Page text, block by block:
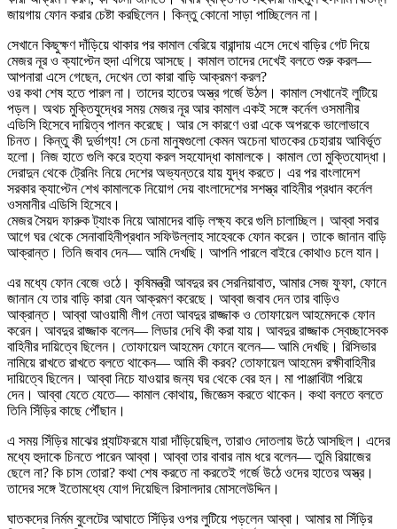
জায়গায় ফোন করার চেষ্টা করছিলেন। কিন্তু কোনো সাড়া পাচ্ছিলেন না।
সেখানে কিছুক্ষণ দাঁড়িয়ে থাকার পর কামাল বেরিয়ে বারান্দায় এসে দেখে বাড়ির গেট দিয়ে
মেজর নূর ও ক্যাপ্টেন হুদা এগিয়ে আসছে। কামাল তাদের দেখেই বলতে শুরু করল—
আপনারা এসে গেছেন, দেখেন তো কারা বাড়ি আক্রমণ করল?
ওর কথা শেষ হতে পারল না। তাদের হাতের অস্ত্র গর্জে উঠল। কামাল সেখানেই লুটিয়ে
পড়ল। অথচ মুক্তিযুদ্ধের সময় মেজর নূর আর কামাল একই সঙ্গে কর্নেল ওসমানীর
এডিসি হিসেবে দায়িত্ব পালন করেছে। আর সে কারণে ওরা একে অপরকে ভালোভাবে
চিনত। কিন্তু কী দুর্ভাগ্য! সে চেনা মানুষগুলো কেমন অচেনা ঘাতকের চেহারায় আবির্ভূত
হলো। নিজ হাতে গুলি করে হত্যা করল সহযোদ্ধা কামালকে। কামাল তো মুক্তিযোদ্ধা।
দেরাদুন থেকে ট্রেনিং নিয়ে দেশের অভ্যন্তরে যায় যুদ্ধ করতে। এর পর বাংলাদেশ
সরকার ক্যাপ্টেন শেখ কামালকে নিয়োগ দেয় বাংলাদেশের সশস্ত্র বাহিনীর প্রধান কর্নেল
ওসমানীর এডিসি হিসেবে।
মেজর সৈয়দ ফারুক ট্যাংক নিয়ে আমাদের বাড়ি লক্ষ্য করে গুলি চালাচ্ছিল। আব্বা সবার
আগে ঘর থেকে সেনাবাহিনীপ্রধান সফিউল্লাহ সাহেবকে ফোন করেন। তাকে জানান বাড়ি
আক্রান্ত। তিনি জবাব দেন— আমি দেখছি। আপনি পারলে বাইরে কোথাও চলে যান।
এর মধ্যে ফোন বেজে ওঠে। কৃষিমন্ত্রী আবদুর রব সেরনিয়াবাত, আমার সেজ ফুফা, ফোনে
জানান যে তার বাড়ি কারা যেন আক্রমণ করেছে। আব্বা জবাব দেন তার বাড়িও
আক্রান্ত। আব্বা আওয়ামী লীগ নেতা আবদুর রাজ্জাক ও তোফায়েল আহমেদকে ফোন
করেন। আবদুর রাজ্জাক বলেন— লিডার দেখি কী করা যায়। আবদুর রাজ্জাক স্বেচ্ছাসেবক
বাহিনীর দায়িত্বে ছিলেন। তোফায়েল আহমেদ ফোনে বলেন— আমি দেখছি। রিসিভার
নামিয়ে রাখতে রাখতে বলতে থাকেন— আমি কী করব? তোফায়েল আহমেদ রক্ষীবাহিনীর
দায়িত্বে ছিলেন। আব্বা নিচে যাওয়ার জন্য ঘর থেকে বের হন। মা পাঞ্জাবিটা পরিয়ে
দেন। আব্বা যেতে যেতে— কামাল কোথায়, জিজ্ঞেস করতে থাকেন। কথা বলতে বলতে
তিনি সিঁড়ির কাছে পৌঁছান।
এ সময় সিঁড়ির মাঝের প্ল্যাটফরমে যারা দাঁড়িয়েছিল, তারাও দোতলায় উঠে আসছিল। এদের
মধ্যে হুদাকে চিনতে পারেন আব্বা। আব্বা তার বাবার নাম ধরে বলেন— তুমি রিয়াজের
ছেলে না? কি চাস তোরা? কথা শেষ করতে না করতেই গর্জে উঠে ওদের হাতের অস্ত্র।
তাদের সঙ্গে ইতোমধ্যে যোগ দিয়েছিল রিসালদার মোসলেউদ্দিন।
ঘাতকদের নির্মম বুলেটের আঘাতে সিঁড়ির ওপর লুটিয়ে পড়লেন আব্বা। আমার মা সিঁড়ির